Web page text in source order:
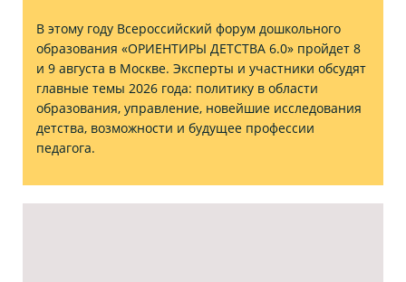
В этому году Всероссийский форум дошкольного
образования «ОРИЕНТИРЫ ДЕТСТВА 6.0» пройдет 8
и 9 августа в Москве. Эксперты и участники обсудят
главные темы 2026 года: политику в области
образования, управление, новейшие исследования
детства, возможности и будущее профессии
педагога.